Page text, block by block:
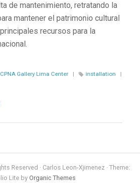
de mantenimiento, retratando la
mantener el patrimonio cultural
recursos para la
Gallery Lima Center | installation
|
Reserved · Carlos Leon-Xjimenez · Theme:
Lite by Organic Themes